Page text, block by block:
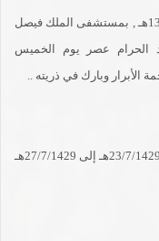
توفي رحمه الله تعالى مساء يوم الأربعاء 13/7/1429هـ , بمستشفى الملك فيصل
الحرام عصر يوم الخميس
1/جريدة عكاظ . الأعداد من (15309ـ 15313) من 23/7/1429هـ إلى 27/7/1429هـ